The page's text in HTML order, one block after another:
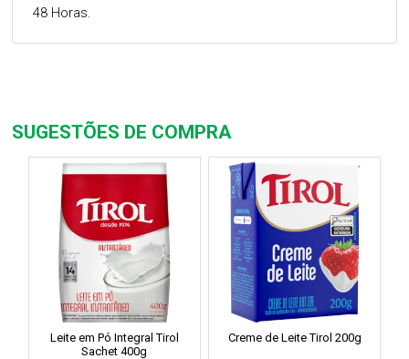
48 Horas.
SUGESTÕES DE COMPRA
Leite em Pó Integral Tirol
Sachet 400g
Creme de Leite Tirol 200g